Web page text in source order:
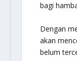
bagi
Dengan
akan
belum